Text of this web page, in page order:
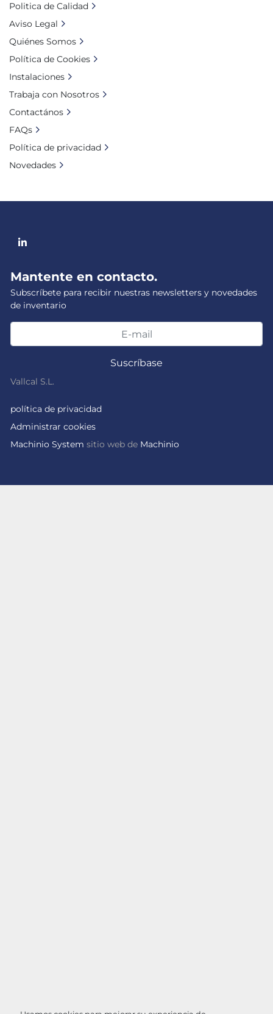
linkedin
Mantente en contacto.
Subscríbete para recibir nuestras newsletters y novedades
de inventario
Suscríbase
Vallcal S.L.
política de privacidad
Administrar cookies
Machinio System sitio web de Machinio
Politica de Calidad
Aviso Legal
Quiénes Somos
Política de Cookies
Instalaciones
Trabaja con Nosotros
Contactános
FAQs
Política de privacidad
Novedades